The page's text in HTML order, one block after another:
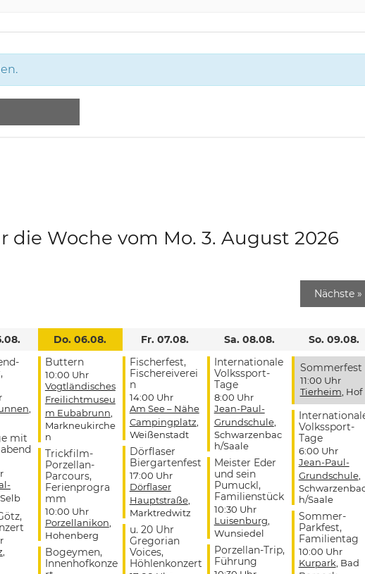
die Woche vom Mo. 3. August 2026
Nächste »
,
mit
,
Do. 06.08.
Buttern
10:00 Uhr
Vogtländisches
Freilichtmuseu
m Eubabrunn,
Markneukirche
n
Trickfilm-
Porzellan-
Parcours,
Ferienprogra
mm
10:00 Uhr
Porzellanikon,
Hohenberg
Bogeymen,
Innenhofkonze
Fr. 07.08.
Fischerfest,
Fischereiverei
n
14:00 Uhr
Am See – Nähe
Campingplatz,
Weißenstadt
Dörflaser
Biergartenfest
17:00 Uhr
Dörflaser
Hauptstraße,
Marktredwitz
u. 20 Uhr
Gregorian
Voices,
Höhlenkonzert
Sa. 08.08.
Internationale
Volkssport-
Tage
8:00 Uhr
Jean-Paul-
Grundschule,
Schwarzenbac
h/Saale
Meister Eder
und sein
Pumuckl,
Familienstück
10:30 Uhr
Luisenburg,
Wunsiedel
Porzellan-Trip,
Führung
So. 09.08.
Sommerfest
11:00 Uhr
Tierheim, Hof
Volkssport-
Tage
6:00 Uhr
Jean-Paul-
Grundschule,
h/Saale
Sommer-
Parkfest,
Familientag
10:00 Uhr
Kurpark, Bad